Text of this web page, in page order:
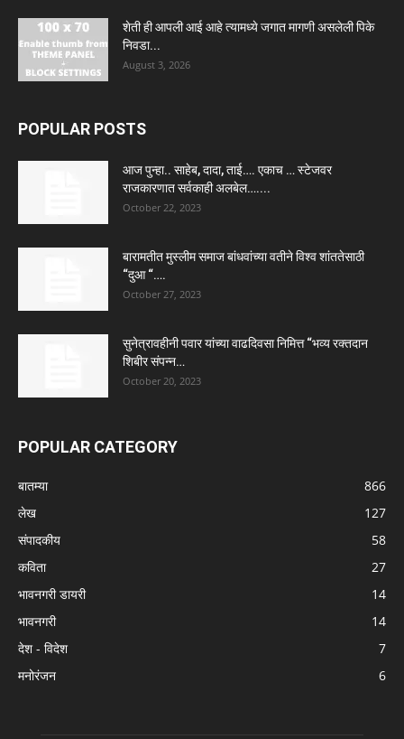
शेती ही आपली आई आहे त्यामध्ये जगात मागणी असलेली पिके
निवडा...
August 3, 2026
POPULAR POSTS
आज पुन्हा.. साहेब, दादा, ताई…. एकाच … स्टेजवर
राजकारणात सर्वकाही अलबेल…....
October 22, 2023
बारामतीत मुस्लीम समाज बांधवांच्या वतीने विश्व शांततेसाठी
“दुआ “….
October 27, 2023
सुनेत्रावहीनी पवार यांच्या वाढदिवसा निमित्त “भव्य रक्तदान
शिबीर संपन्न…
October 20, 2023
POPULAR CATEGORY
बातम्या
866
लेख
127
संपादकीय
58
कविता
27
भावनगरी डायरी
14
भावनगरी
14
देश - विदेश
7
मनोरंजन
6